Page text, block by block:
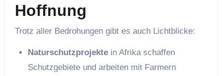
Hoffnung
Trotz aller Bedrohungen gibt es auch Lichtblicke:
Naturschutzprojektein Afrika schaffen
Schutzgebiete und arbeiten mit Farmern